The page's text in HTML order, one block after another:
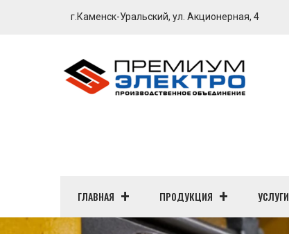
г.Каменск-Уральский, ул. Акционерная, 4
ГЛАВНАЯ ПРОДУКЦИЯ УСЛУГИ